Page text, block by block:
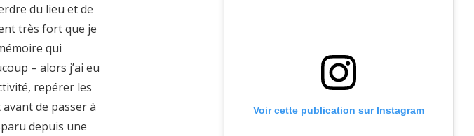
du lieu et de
très fort que je
qui
– alors j’ai eu
repérer les
de passer à
depuis une
Voir cette publication sur Instagram